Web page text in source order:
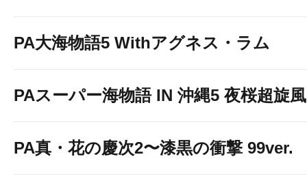
PA大海物語5 Withアグネス・ラム
PAスーパー海物語 IN 沖縄5 夜桜超旋
PA真・花の慶次2〜漆黒の衝撃 99ver.